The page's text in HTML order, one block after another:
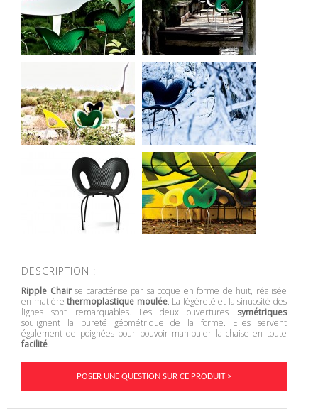
DESCRIPTION :
Ripple Chairse caractérise par sa coque en forme de huit, réalisée
en matièrethermoplastique moulée. La légèreté et la sinuosité des
lignes sont remarquables. Les deux ouvertures symétriques
soulignent la pureté géométrique de la forme. Elles servent
également de poignées pour pouvoir manipuler la chaise en toute
facilité.
POSER UNE QUESTION SUR CE PRODUIT >